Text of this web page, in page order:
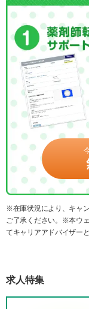
※在庫状況により、キャ
ご了承ください。※本ウ
てキャリアアドバイザー
求人特集